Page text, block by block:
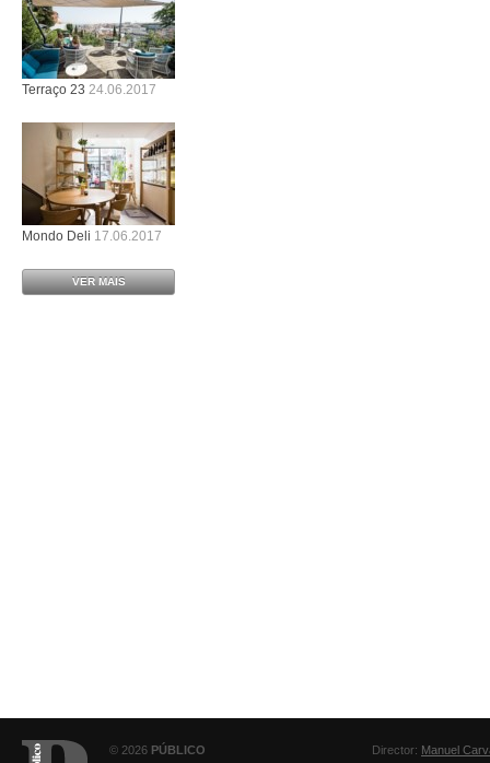
Terraço 23 24.06.2017
Mondo Deli 17.06.2017
VER MAIS
© 2026 PÚBLICO Director: Manuel